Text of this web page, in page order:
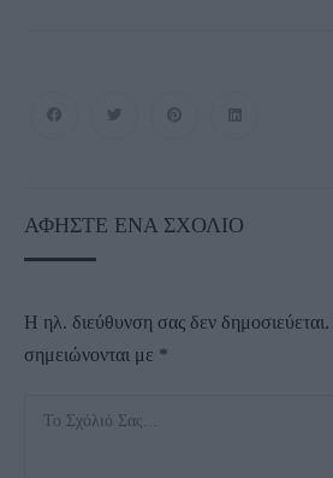
ΑΦΉΣΤΕ ΈΝΑ ΣΧΌΛΙΟ
Η ηλ. διεύθυνση σας δεν δημοσιεύεται.
σημειώνονται με *